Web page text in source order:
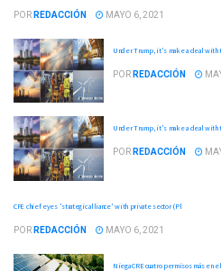
POR REDACCIÓN MAYO 6, 2021
Under Trump, it's make a deal
POR REDACCIÓN
Under Trump, it's make a deal
POR REDACCIÓN
CFE chief eyes 'strategic alliance' with private sector (Pl
POR REDACCIÓN MAYO 6, 2021
Niega CRE cuatro permisos más en